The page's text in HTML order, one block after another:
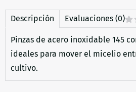
Descripción Evaluaciones (0)
Pinzas de acero inoxidable 145
ideales para mover el micelio
cultivo.